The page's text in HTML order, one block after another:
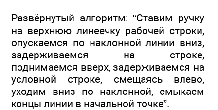
Развёрнутый алгоритм: “Ставим ручку
на верхнюю линеечку рабочей строки,
опускаемся по наклонной линии вниз,
задерживаемся на строке,
поднимаемся вверх, задерживаемся на
условной строке, смещаясь влево,
уходим вниз по наклонной, смыкаем
концы линии в начальной точке”.